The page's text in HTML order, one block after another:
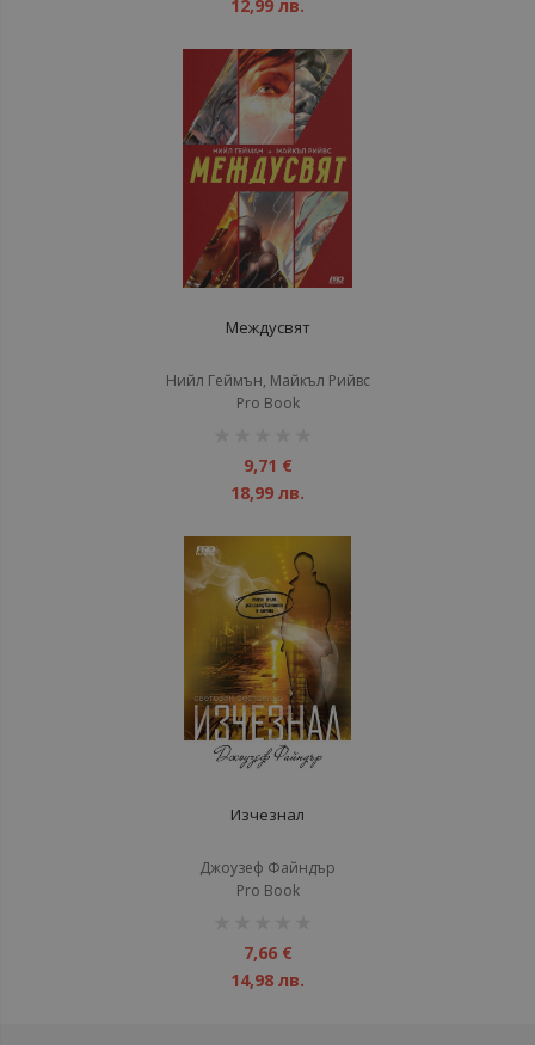
12,99 лв.
Междусвят
Нийл Геймън, Майкъл Рийвс
Pro Book
9,71 €
18,99 лв.
Изчезнал
Джоузеф Файндър
Pro Book
7,66 €
14,98 лв.